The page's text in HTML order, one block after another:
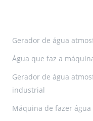
Gerador de água
Água que faz a
Gerador de água
industrial
Máquina de fazer água